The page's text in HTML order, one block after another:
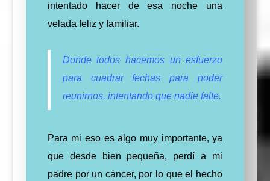
intentado hacer de esa noche una
velada feliz y familiar.
Donde todos hacemos un esfuerzo
para cuadrar fechas para poder
reunirnos, intentando que nadie falte.
Para mi eso es algo muy importante, ya
que desde bien pequeña, perdí a mi
padre por un cáncer, por lo que el hecho